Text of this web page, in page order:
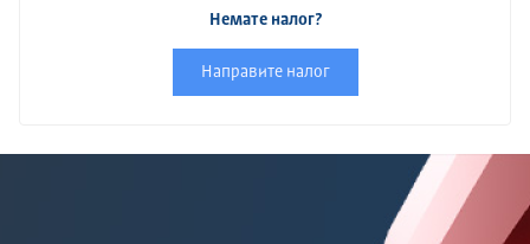
Немате налог?
Направите налог